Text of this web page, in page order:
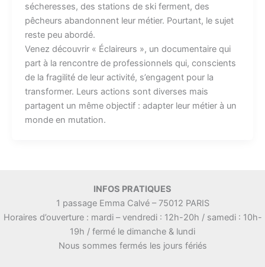
sécheresses, des stations de ski ferment, des
pêcheurs abandonnent leur métier. Pourtant, le sujet
reste peu abordé.
Venez découvrir « Éclaireurs », un documentaire qui
part à la rencontre de professionnels qui, conscients
de la fragilité de leur activité, s’engagent pour la
transformer. Leurs actions sont diverses mais
partagent un même objectif : adapter leur métier à un
monde en mutation.
INFOS PRATIQUES
1 passage Emma Calvé – 75012 PARIS
Horaires d’ouverture : mardi – vendredi : 12h-20h / samedi : 10h-
19h / fermé le dimanche & lundi
Nous sommes fermés les jours fériés